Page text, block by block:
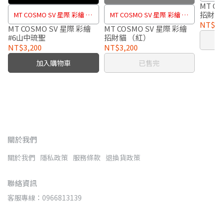
MT COSMO SV 星際 彩繪 #6
山中琉聖
MT COSMO SV 星際 彩繪
#6山中琉聖
NT$3,200
加入購物車
MT COSMO SV 星際 彩繪 招
財貓 （紅）
MT COSMO SV 星際 彩繪
招財貓 （紅）
NT$3,200
已售完
MT
招財
關於我們
關於我們 隱私政策 服務條款 退換貨政策
聯絡資訊
客服專線：0966813139